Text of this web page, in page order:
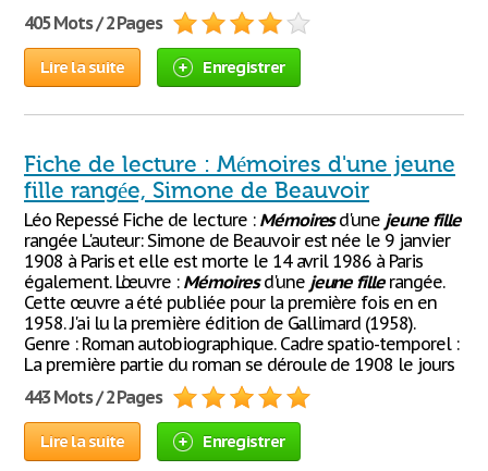
405 Mots / 2 Pages
Lire la suite Enregistrer
Fiche de lecture : Mémoires d'une jeune
fille rangée, Simone de Beauvoir
Léo Repessé Fiche de lecture : Mémoiresd'une jeune fille
rangée L'auteur: Simone de Beauvoir est née le 9 janvier
1908 à Paris et elle est morte le 14 avril 1986 à Paris
également. L’œuvre : Mémoiresd'une jeune fillerangée.
Cette œuvre a été publiée pour la première fois en en
1958. J'ai lu la première édition de Gallimard (1958).
Genre : Roman autobiographique. Cadre spatio-temporel :
La première partie du roman se déroule de 1908 le jours
443 Mots / 2 Pages
Lire la suite Enregistrer